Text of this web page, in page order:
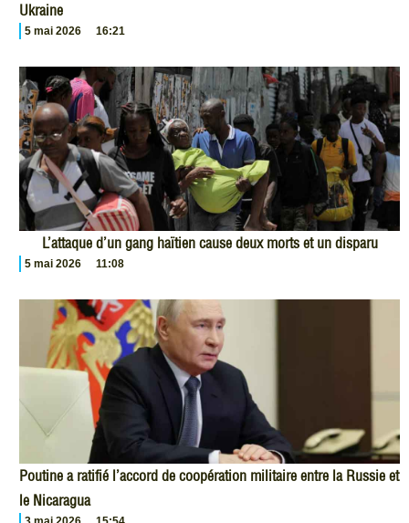
Ukraine
5 mai 2026 16:21
L’attaque d’un gang haïtien cause deux morts et un disparu
5 mai 2026 11:08
Poutine a ratifié l’accord de coopération militaire entre la Russie et
le Nicaragua